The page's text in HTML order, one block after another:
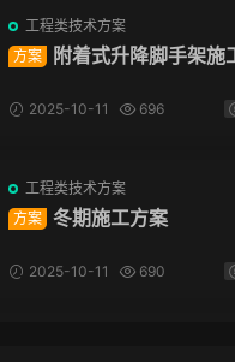
工程类技术方案
方案
附着式升降脚手架施
2025-10-11 696
工程类技术方案
方案 冬期施工方案
2025-10-11 690